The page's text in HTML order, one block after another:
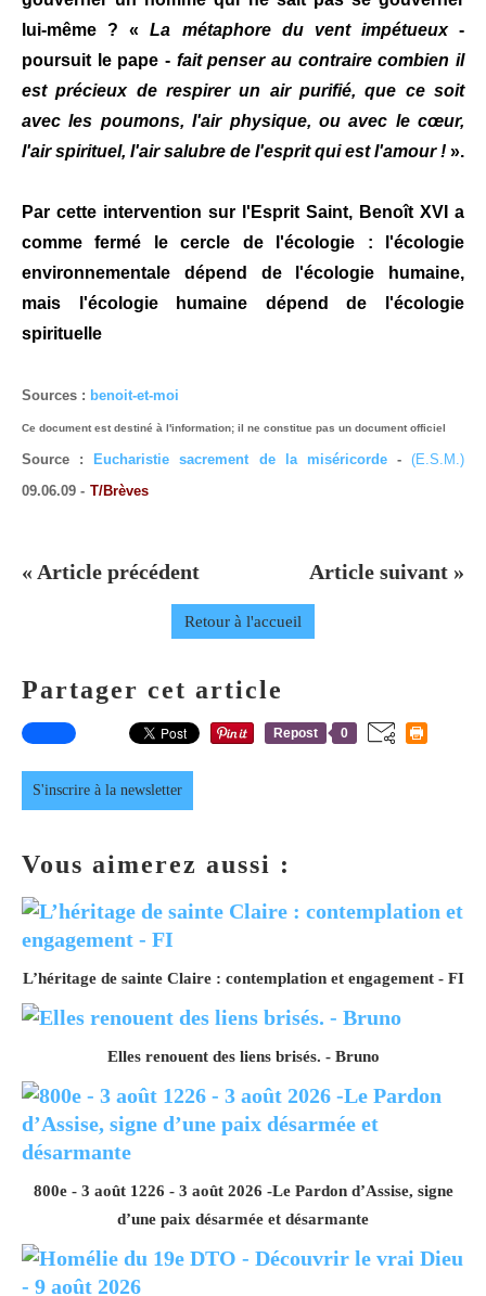
lui-même ? «La métaphore du vent impétueux-
poursuit le pape - fait penser au contraire combien il
est précieux de respirer un air purifié, que ce soit
avec les poumons, l'air physique, ou avec le cœur,
l'air spirituel, l'air salubre de l'esprit qui est l'amour ! ».
Par cette intervention sur l'Esprit Saint, Benoît XVI a
comme fermé le cercle de l'écologie : l'écologie
environnementale dépend de l'écologie humaine,
mais l'écologie humaine dépend de l'écologie
spirituelle
Sources : benoit-et-moi
Ce document est destiné à l'information; il ne constitue pas un document officiel
Source : Eucharistie sacrement de la miséricorde- (E.S.M.)
09.06.09 - T/Brèves
« Article précédent Article suivant »
Retour à l'accueil
Partager cet article
Repost 0
S'inscrire à la newsletter
Vous aimerez aussi :
L’héritage de sainte Claire : contemplation et engagement - FI
Elles renouent des liens brisés. - Bruno
800e - 3 août 1226 - 3 août 2026 -Le Pardon d’Assise, signe
d’une paix désarmée et désarmante